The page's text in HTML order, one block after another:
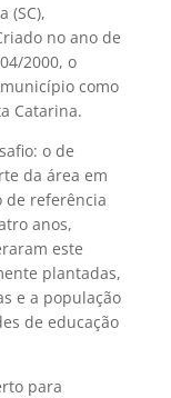
(SC),
no ano de
2000, o
como
Catarina.
o de
da área em
de referência
anos,
este
plantadas,
e a população
de educação
para